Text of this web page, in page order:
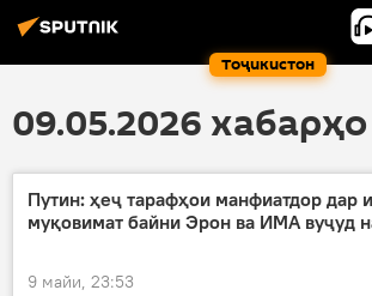
Тоҷикистон
09.05.2026 хабарҳо
Путин: ҳеҷ тарафҳои манфиатдор дар
муқовимат байни Эрон ва ИМА вуҷуд
9 майи, 23:53